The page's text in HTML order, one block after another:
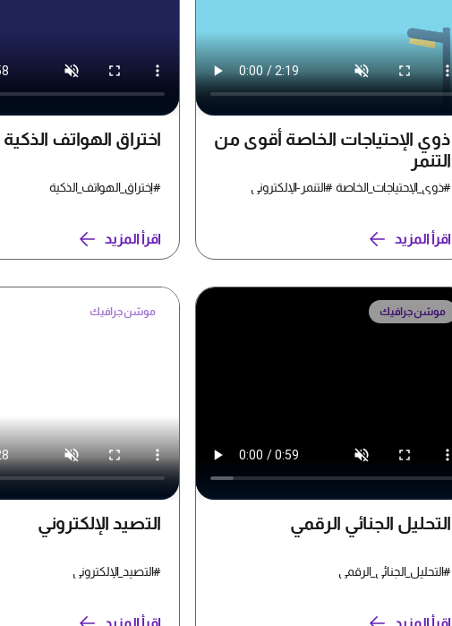
ذوي الإحتياجات الخاصة أقوى من
التنمر
#ذوي_الإحتياجات_الخاصة #التنمر-الإلكتروني
اقرأ المزيد
اختراق الهواتف الذكية
#إختراق_الهواتف_الذكية
اقرأ المزيد
موشن جرافيك
التحليل الجنائي الرقمي
#التحليل_الجنائي_الرقمي
اقرأ المزيد
موشن جرافيك
التصيد الإلكتروني
#التصيد_الإلكتروني
اقرأ المزيد